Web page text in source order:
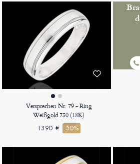
Versprechen Nr. 79 - Ring
Weißgold 750 (18K)
1390 € -50%